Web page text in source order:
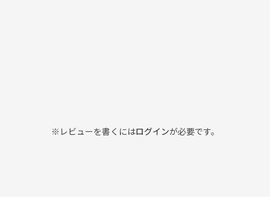
※レビューを書くにはログインが必要です。